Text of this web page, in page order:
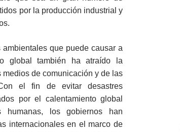
por la producción industrial y
que puede causar a
global también ha atraído la
de comunicación y de las
el fin de evitar desastres
por el calentamiento global
humanas, los gobiernos han
internacionales en el marco de